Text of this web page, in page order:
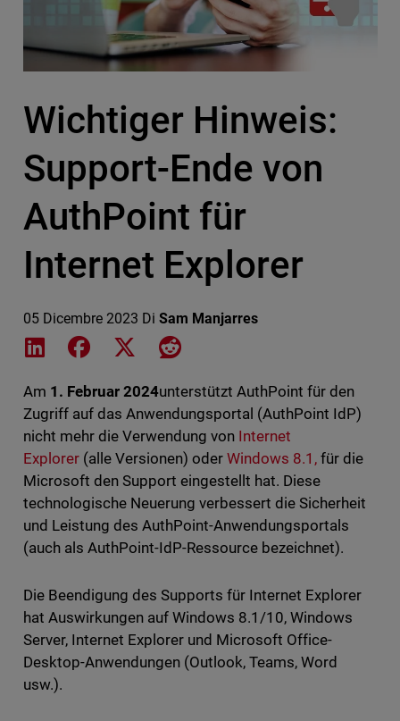
Wichtiger Hinweis:
Support-Ende von
AuthPoint für
Internet Explorer
05 Dicembre 2023 Di Sam Manjarres
Share on LinkedIn
Share on Facebook
Share on XShare on Reddit
Am 1. Februar 2024unterstützt AuthPoint für den
Zugriff auf das Anwendungsportal (AuthPoint IdP)
nicht mehr die Verwendung von Internet
Explorer(alle Versionen) oderWindows 8.1, für die
Microsoft den Support eingestellt hat. Diese
technologische Neuerung verbessert die Sicherheit
und Leistung des AuthPoint-Anwendungsportals
(auch als AuthPoint-IdP-Ressource bezeichnet).
Die Beendigung des Supports für Internet Explorer
hat Auswirkungen auf Windows 8.1/10, Windows
Server, Internet Explorer und Microsoft Office-
Desktop-Anwendungen (Outlook, Teams, Word
usw.).